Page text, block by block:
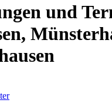
und